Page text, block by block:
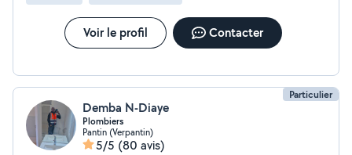
Voir le profil Contacter
Particulier
Demba N-Diaye
Plombiers
Pantin (Verpantin)
5/5 (80 avis)